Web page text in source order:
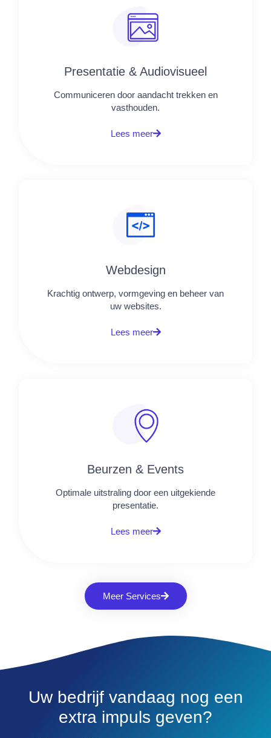
Presentatie & Audiovisueel
Communiceren door aandacht trekken en
vasthouden.
Lees meer
Webdesign
Krachtig ontwerp, vormgeving en beheer van
uw websites.
Lees meer
Beurzen & Events
Optimale uitstraling door een uitgekiende
presentatie.
Lees meer
Meer Services
Uw bedrijf vandaag nog een
extra impuls geven?